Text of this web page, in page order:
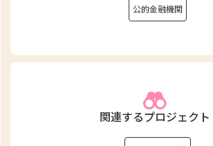
公的金融機関
関連するプロジェクト